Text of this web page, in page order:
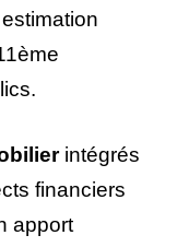
intégrés
financiers
apport